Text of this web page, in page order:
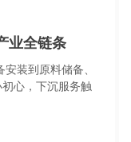
业全链条
装到原料储备、
心，下沉服务触